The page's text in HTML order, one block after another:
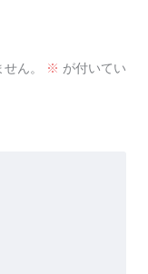
ん。 ※ が付いてい